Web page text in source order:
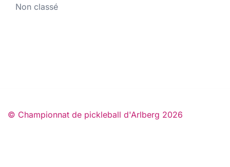
Non classé
© Championnat de pickleball d'Arlberg 2026